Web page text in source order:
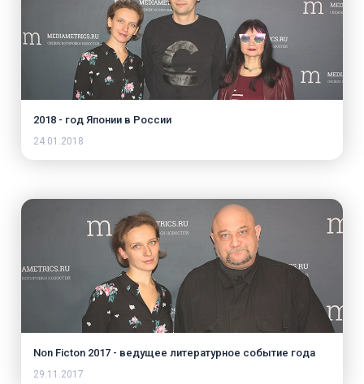
2018 - год Японии в России
24.01.2018
Non Ficton 2017 - ведущее литературное событие года
29.11.2017